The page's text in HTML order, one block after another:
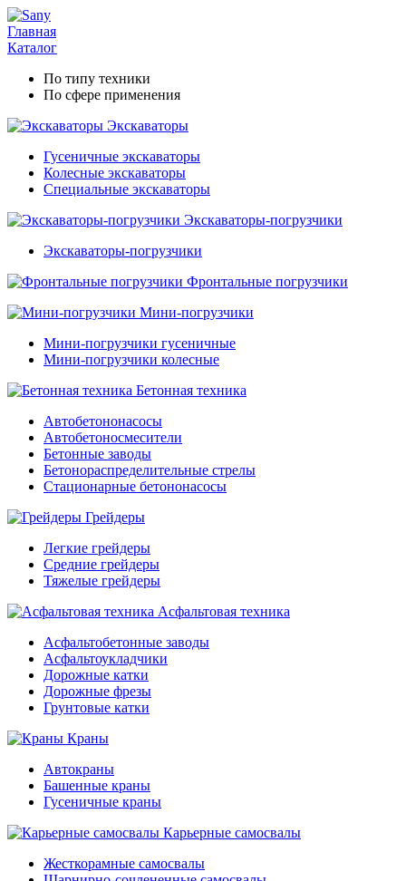
Главная
Каталог
По типу техники
По сфере применения
Экскаваторы
Гусеничные экскаваторы
Колесные экскаваторы
Специальные экскаваторы
Экскаваторы-погрузчики
Экскаваторы-погрузчики
Фронтальные погрузчики
Мини-погрузчики
Мини-погрузчики гусеничные
Мини-погрузчики колесные
Бетонная техника
Автобетононасосы
Автобетоносмесители
Бетонные заводы
Бетонораспределительные стрелы
Стационарные бетононасосы
Грейдеры
Легкие грейдеры
Средние грейдеры
Тяжелые грейдеры
Асфальтовая техника
Асфальтобетонные заводы
Асфальтоукладчики
Дорожные катки
Дорожные фрезы
Грунтовые катки
Краны
Автокраны
Башенные краны
Гусеничные краны
Карьерные самосвалы
Жесткорамные самосвалы